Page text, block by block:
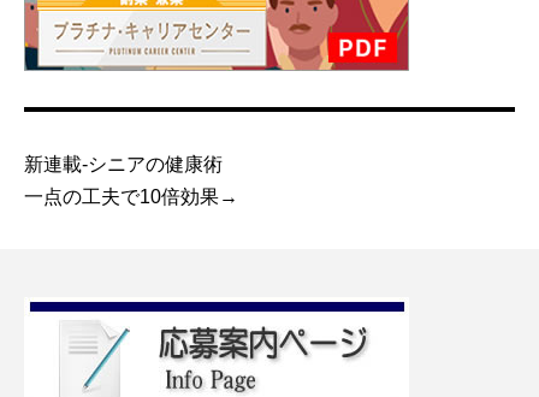
新連載-シニアの健康術
一点の工夫で10倍効果→